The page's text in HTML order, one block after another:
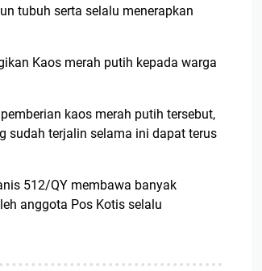
tubuh serta selalu menerapkan
Kaos merah putih kepada warga
kaos merah putih tersebut,
sudah terjalin selama ini dapat terus
512/QY membawa banyak
anggota Pos Kotis selalu